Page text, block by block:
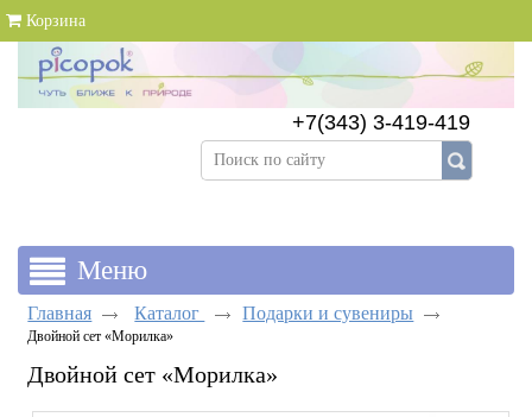
+7(343) 3-419-419
+7(343) 383-89-69
Корзина
Главная Каталог Подарки и сувениры
Двойной сет «Морилка»
Двойной сет «Морилка»